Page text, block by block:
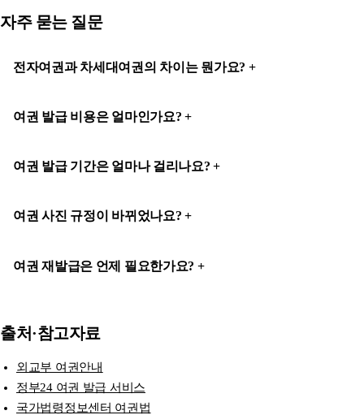
자주 묻는 질문
전자여권과 차세대여권의 차이는 뭔가요?
여권 발급 비용은 얼마인가요?
여권 발급 기간은 얼마나 걸리나요?
여권 사진 규정이 바뀌었나요?
여권 재발급은 언제 필요한가요?
출처·참고자료
외교부 여권안내
정부24 여권 발급 서비스
국가법령정보센터 여권법